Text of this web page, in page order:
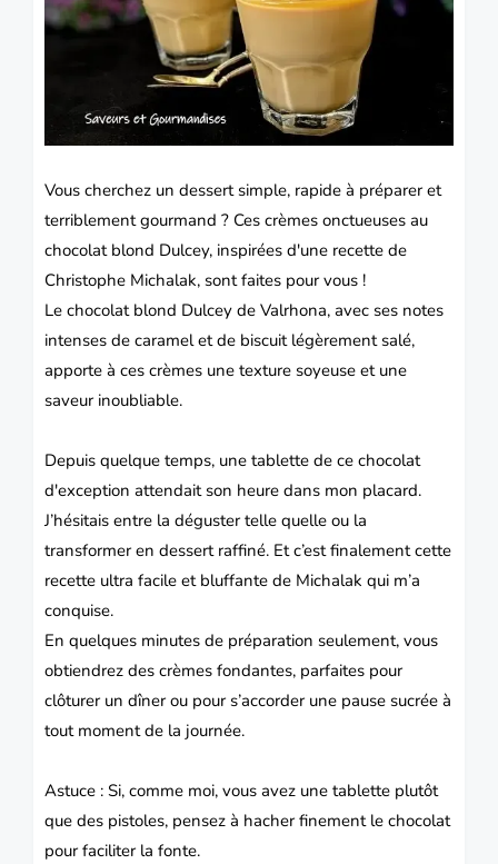
Vous cherchez un dessert simple, rapide à préparer et
terriblement gourmand ? Ces crèmes onctueuses au
chocolat blond Dulcey, inspirées d'une recette de
Christophe Michalak, sont faites pour vous !
Le chocolat blond Dulcey de Valrhona, avec ses notes
intenses de caramel et de biscuit légèrement salé,
apporte à ces crèmes une texture soyeuse et une
saveur inoubliable.
Depuis quelque temps, une tablette de ce chocolat
d'exception attendait son heure dans mon placard.
J’hésitais entre la déguster telle quelle ou la
transformer en dessert raffiné. Et c’est finalement cette
recette ultra facile et bluffante de Michalak qui m’a
conquise.
En quelques minutes de préparation seulement, vous
obtiendrez des crèmes fondantes, parfaites pour
clôturer un dîner ou pour s’accorder une pause sucrée à
tout moment de la journée.
Astuce : Si, comme moi, vous avez une tablette plutôt
que des pistoles, pensez à hacher finement le chocolat
pour faciliter la fonte.